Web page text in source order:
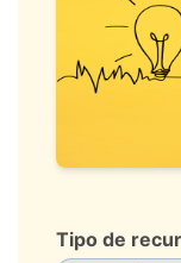
Tipo de